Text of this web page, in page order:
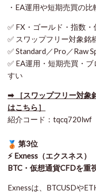
・EA運用や短期売買の
✅ FX・ゴールド・指数
✅ スワップフリー対象銘
✅ Standard／Pro／Raw
✅ EA運用・短期売買・
すい
➡ ［スワップフリー対象
はこちら］
紹介コード：tqcq720lwf
第3位
⚡ Exness（エクスネス）
BTC・仮想通貨CFDを重
Exnessは、BTCUSDや